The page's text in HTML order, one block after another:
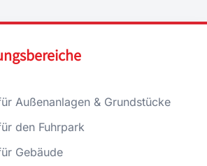
Außenanlagen & Grundstücke
den Fuhrpark
Gebäude